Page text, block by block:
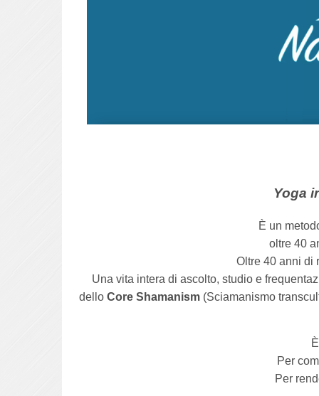
Yoga
È un
oltre 40
Oltre 40 anni di
Una vita intera di ascolto, studio e
dello Core Shamanism(Sciamanismo
Per
Per